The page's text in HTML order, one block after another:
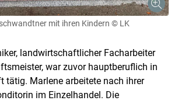
to main content
mit ihren Kindern © LK
landwirtschaftlicher Facharbeiter
war zuvor hauptberuflich in
tätig. Marlene arbeitete nach ihrer
im Einzelhandel. Die